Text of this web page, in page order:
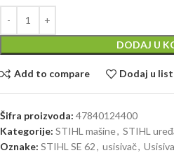
DODAJ U
Add to compare Dodaj u
Šifra proizvoda: 47840124400
Kategorije: STIHL mašine, STIHL
Oznake: STIHL SE 62, usisivač,